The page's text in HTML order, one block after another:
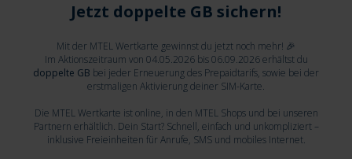
Jetzt doppelte GB sichern!
Mit der MTEL Wertkarte gewinnst du jetzt noch mehr! 🎉
Im Aktionszeitraum von 04.05.2026 bis 06.09.2026 erhältst du
doppelte GB bei jeder Erneuerung des Prepaidtarifs, sowie bei der
erstmaligen Aktivierung deiner SIM-Karte.
Die MTEL Wertkarte ist online, in den MTEL Shops und bei unseren
Partnern erhältlich. Dein Start? Schnell, einfach und unkompliziert –
inklusive Freieinheiten für Anrufe, SMS und mobiles Internet.